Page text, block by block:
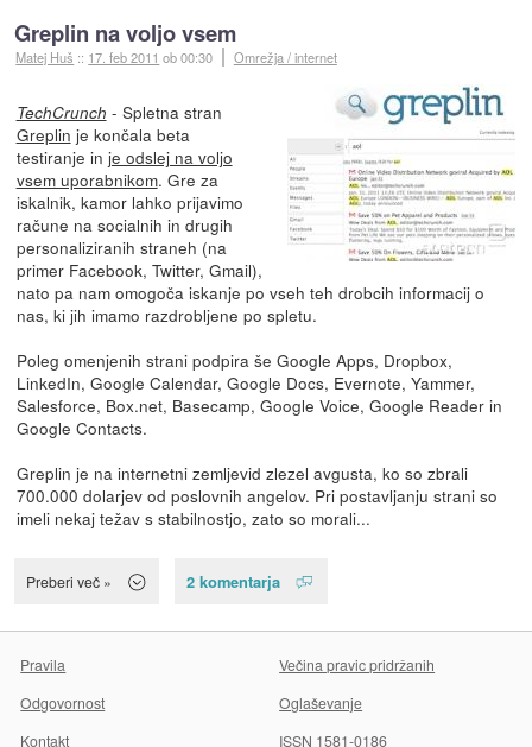
Greplin na voljo vsem
Matej Huš :: 17. feb 2011 ob 00:30 Omrežja / internet
TechCrunch - Spletna stran
Greplin je končala beta
testiranje in je odslej na voljo
vsem uporabnikom. Gre za
iskalnik, kamor lahko prijavimo
račune na socialnih in drugih
personaliziranih straneh (na
primer Facebook, Twitter, Gmail),
nato pa nam omogoča iskanje po vseh teh drobcih informacij o
nas, ki jih imamo razdrobljene po spletu.
Poleg omenjenih strani podpira še Google Apps, Dropbox,
LinkedIn, Google Calendar, Google Docs, Evernote, Yammer,
Salesforce, Box.net, Basecamp, Google Voice, Google Reader in
Google Contacts.
Greplin je na internetni zemljevid zlezel avgusta, ko so zbrali
700.000 dolarjev od poslovnih angelov. Pri postavljanju strani so
imeli nekaj težav s stabilnostjo, zato so morali...
Preberi več » 2 komentarja
Pravila
Večina pravic pridržanih
Odgovornost
Oglaševanje
Kontakt
ISSN 1581-0186